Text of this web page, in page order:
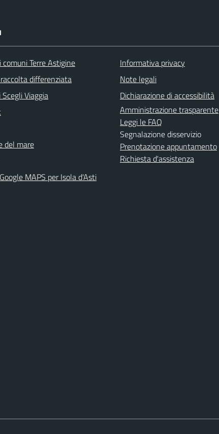
comuni Terre Astigine
differenziata
Viaggia
del mare
MAPS per Isola d'Asti
Informativa privacy
Note legali
Dichiarazione di accessibilità
Amministrazione trasparente
Leggi le FAQ
Segnalazione disservizio
Prenotazione appuntamento
Richiesta d'assistenza